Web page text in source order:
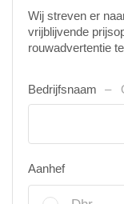
Wij streven er
vrijblijvende
rouwadvertentie
Bedrijfsnaam
Aanhef